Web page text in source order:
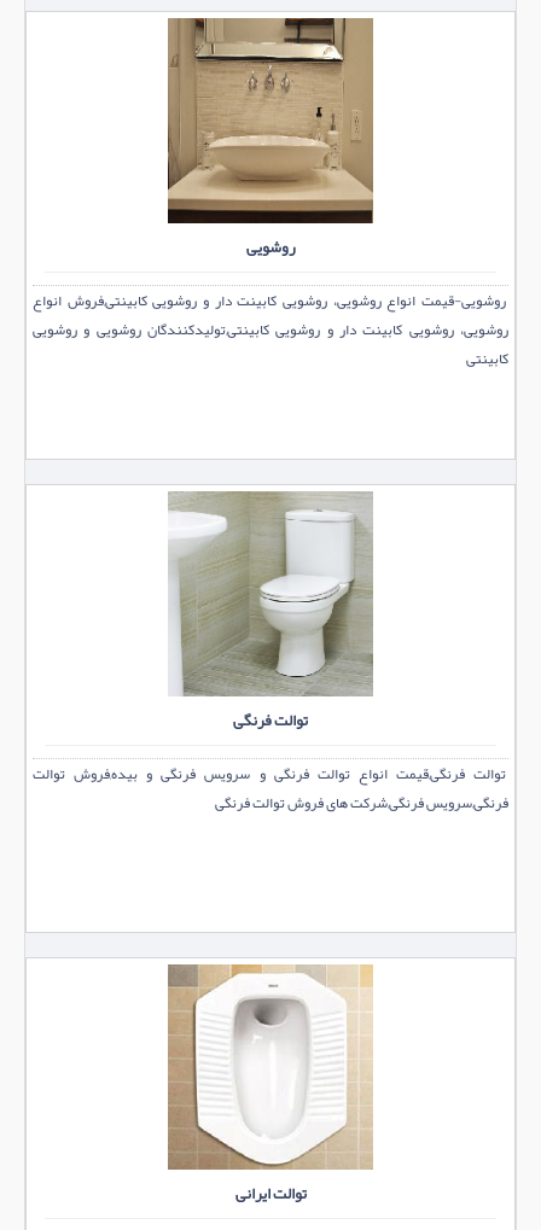
روشویی
روشویی-قیمت انواع روشویی، روشویی کابینت دار و روشویی کابینتی,فروش انواع
روشویی، روشویی کابینت دار و روشویی کابینتی,تولیدکنندگان روشویی و روشویی
کابینتی
توالت فرنگی
توالت فرنگی,قیمت انواع توالت فرنگی و سرویس فرنگی و بیده,فروش توالت
فرنگی,سرویس فرنگی,شرکت های فروش توالت فرنگی
توالت ایرانی